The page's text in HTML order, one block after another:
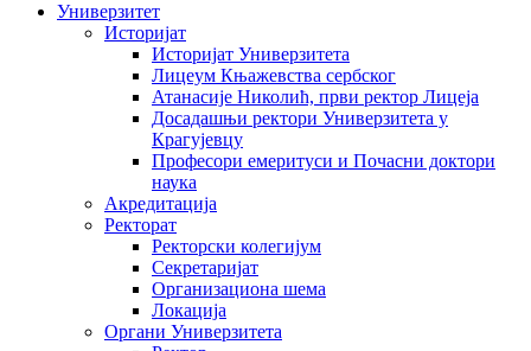
Универзитет
Историјат
Историјат Универзитета
Лицеум Књажевства сербског
Атанасије Николић, први ректор Лицеја
Досадашњи ректори Универзитета у
Крагујевцу
Професори емеритуси и Почасни доктори
наука
Акредитација
Ректорат
Ректорски колегијум
Секретаријат
Организациона шема
Локација
Органи Универзитета